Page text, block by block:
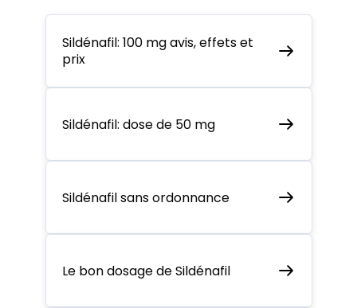
Sildénafil: 100 mg avis, effets et
prix
Sildénafil: dose de 50 mg
Sildénafil sans ordonnance
Le bon dosage de Sildénafil